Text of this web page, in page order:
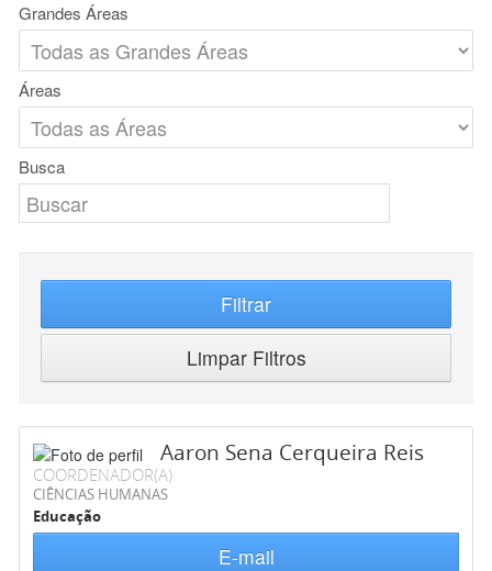
Grandes Áreas
Áreas
Busca
Filtrar
Limpar Filtros
Aaron Sena Cerqueira Reis
COORDENADOR(A)
CIÊNCIAS HUMANAS
Educação
E-mail